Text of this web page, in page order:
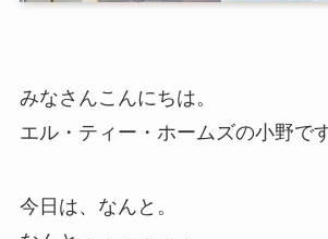
みなさんこんにちは。
エル・ティー・ホームズの小野です
今日は、なんと。